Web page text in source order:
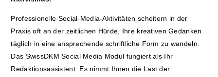
Professionelle Social-Media-Aktivitäten scheitern in der
Praxis oft an der zeitlichen Hürde, Ihre kreativen Gedanken
täglich in eine ansprechende schriftliche Form zu wandeln.
Das SwissDKM Social Media Modul fungiert als Ihr
Redaktionsassistent. Es nimmt Ihnen die Last der